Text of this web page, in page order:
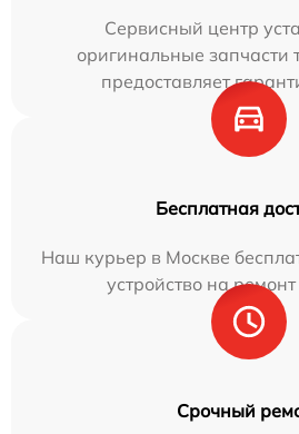
Сервисный центр
оригинальные запчасти
предоставляет
Бесплатная
Наш курьер в Москве
устройство на
Срочный